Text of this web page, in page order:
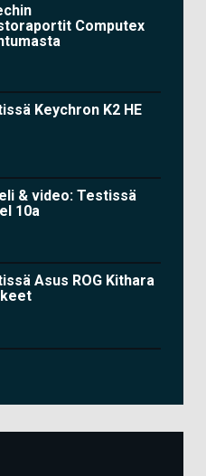
Computex
Keychron K2 HE
& video: Testissä
10a
Asus ROG Kithara